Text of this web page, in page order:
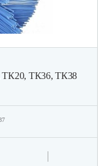
ТК20, ТК36, ТК38